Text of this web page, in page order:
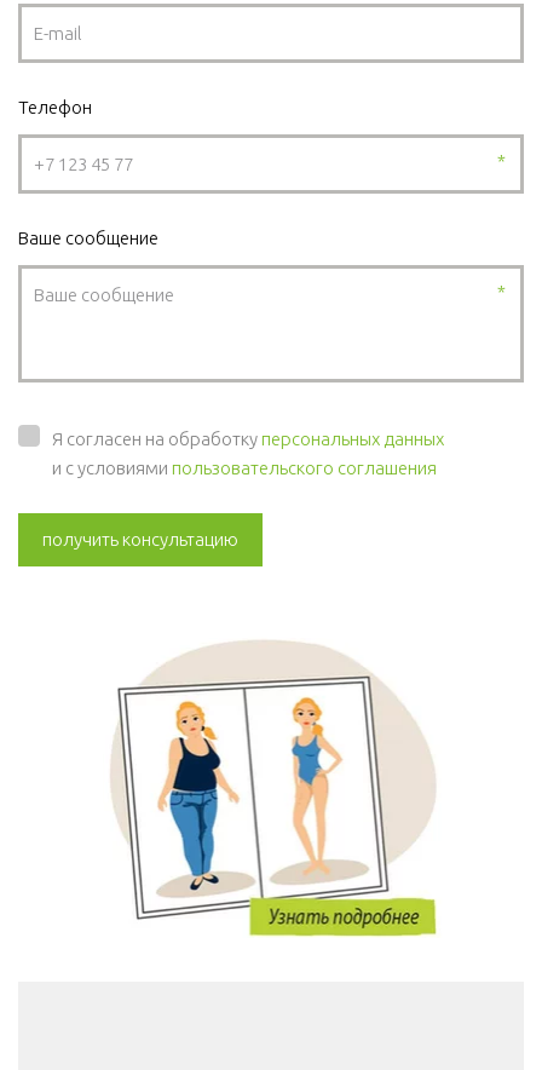
Телефон
*
Ваше сообщение
*
Я согласен на обработкуперсональных данных
и с условиями пользовательского соглашения
получить консультацию